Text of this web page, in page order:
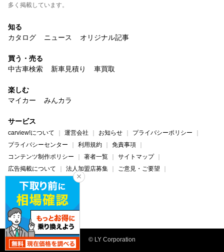
多く掲載しています。
知る
カタログ
ニュース オリジナル記事
買う・売る
中古車検索
新車見積り 車買取
楽しむ
マイカー
みんカラ
サービス
carview!について 運営会社 お知らせ
プライバシーポリシー
プライバシーセンター
利用規約
免責事項
コンテンツ制作ポリシー
著者一覧
サイトマップ
広告掲載について
法人加盟店募集
ご意見・ご要望
ヘルプ・お問い合わせ
carview! Yahoo! JAPAN
© LY Corporation